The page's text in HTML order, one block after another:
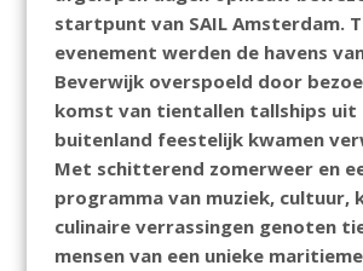
b
o
o
k
s
A
p
p
e
dI
n
l n
startpunt van SAIL Amsterdam.
evenement werden de havens
Beverwijk overspoeld door
komst van tientallen tallships uit
buitenland feestelijk kwamen
Met schitterend zomerweer en
programma van muziek, cultuur,
culinaire verrassingen genoten
mensen van een unieke